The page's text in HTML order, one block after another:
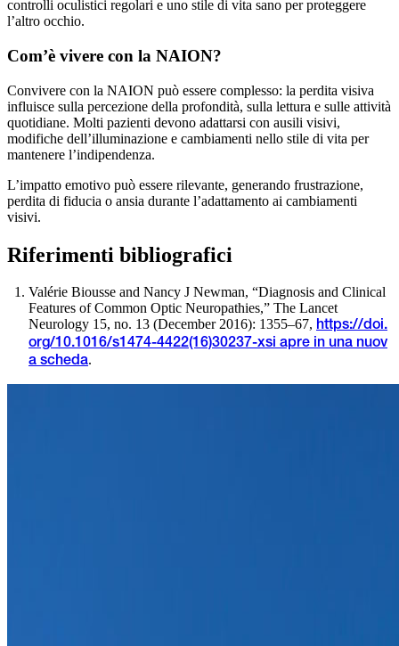
controlli oculistici regolari e uno stile di vita sano per proteggere
l’altro occhio.
Com’è vivere con la NAION?
Convivere con la NAION può essere complesso: la perdita visiva
influisce sulla percezione della profondità, sulla lettura e sulle attività
quotidiane. Molti pazienti devono adattarsi con ausili visivi,
modifiche dell’illuminazione e cambiamenti nello stile di vita per
mantenere l’indipendenza.
L’impatto emotivo può essere rilevante, generando frustrazione,
perdita di fiducia o ansia durante l’adattamento ai cambiamenti
visivi.
Riferimenti bibliografici
Valérie Biousse and Nancy J Newman, “Diagnosis and Clinical
Features of Common Optic Neuropathies,” The Lancet
Neurology 15, no. 13 (December 2016): 1355–67, https://doi.
org/10.1016/s1474-4422(16)30237-xsi apre in una nuov
a scheda.